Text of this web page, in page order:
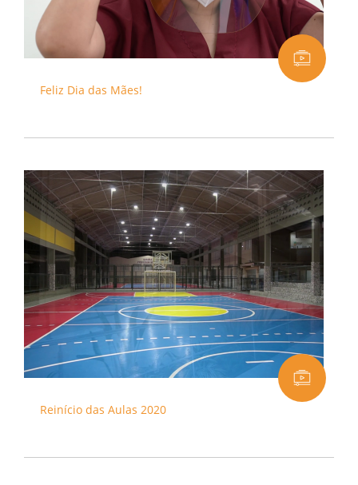
Feliz Dia das Mães!
Reinício das Aulas 2020